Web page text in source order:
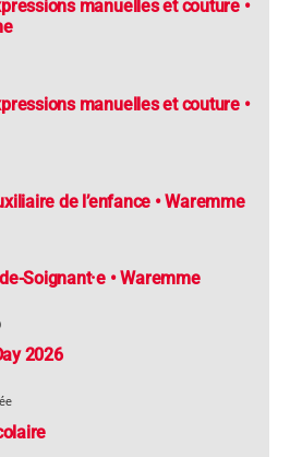
manuelles et couture •
manuelles et couture •
de l’enfance • Waremme
Soignant·e • Waremme
2026